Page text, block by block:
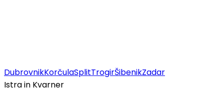
DubrovnikKorčulaSplitTrogirŠibenikZadar
Istra in Kvarner